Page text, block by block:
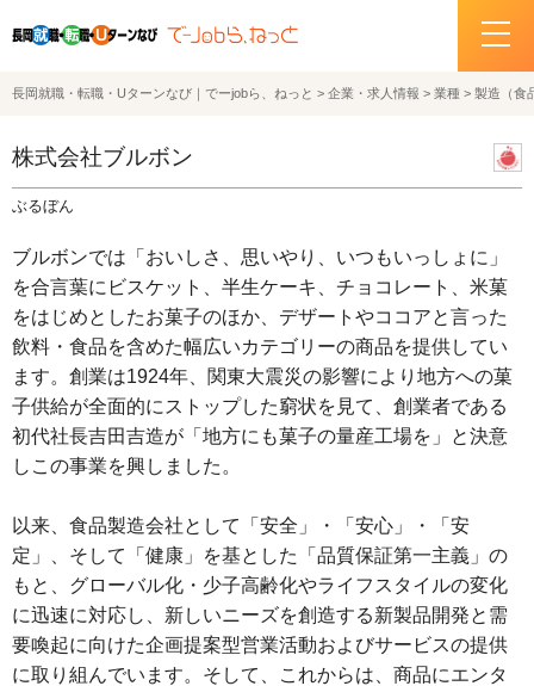
ホーム
イベント情報
サポートデスクの紹介
お問い合わせ
関連機関リンク
サイトポリシー
プライバシーポリシー
運営会社について
サイトマップ
長岡就職・転職・Uターンなび｜でーjobら、ねっと > 企業・求人情報 > 業種 > 製造（食
株式会社ブルボン
ぶるぼん
ブルボンでは「おいしさ、思いやり、いつもいっしょに」
を合言葉にビスケット、半生ケーキ、チョコレート、米菓
をはじめとしたお菓子のほか、デザートやココアと言った
飲料・食品を含めた幅広いカテゴリーの商品を提供してい
ます。創業は1924年、関東大震災の影響により地方への菓
子供給が全面的にストップした窮状を見て、創業者である
初代社長吉田吉造が「地方にも菓子の量産工場を」と決意
しこの事業を興しました。
以来、食品製造会社として「安全」・「安心」・「安
定」、そして「健康」を基とした「品質保証第一主義」の
もと、グローバル化・少子高齢化やライフスタイルの変化
に迅速に対応し、新しいニーズを創造する新製品開発と需
要喚起に向けた企画提案型営業活動およびサービスの提供
に取り組んでいます。そして、これからは、商品にエンタ